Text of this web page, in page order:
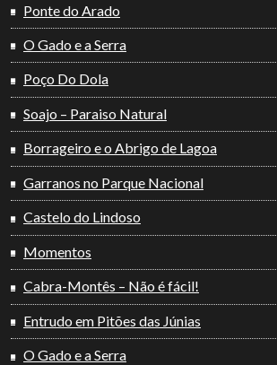
Ponte do Arado
O Gado e a Serra
Poço Do Dola
Soajo – Paraiso Natural
Borrageiro e o Abrigo de Lagoa
Garranos no Parque Nacional
Castelo do Lindoso
Momentos
Cabra-Montês – Não é fácil!
Entrudo em Pitões das Júnias
O Gado e a Serra